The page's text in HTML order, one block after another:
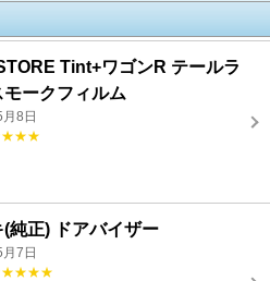
Tint+ワゴンR テールラ
モークフィルム
8日
(純正) ドアバイザー
7日